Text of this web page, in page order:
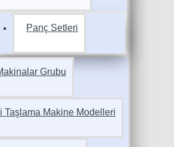
Panç Setleri
Grubu
Taşlama Makine Modelleri